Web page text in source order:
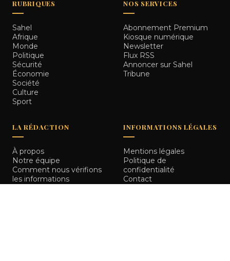
RUBRIQUES
Sahel
Afrique
Monde
Politique
Sécurité
Économie
Société
Culture
Sport
NOS SERVICES
Abonnement Premium
Kiosque numérique
Newsletter
Flux RSS
Annoncer sur Sahel
Tribune
LA RÉDACTION
À propos
Notre équipe
Comment nous vérifions
les informations
INFORMATIONS LÉGALES
Mentions légales
Politique de
confidentialité
Contact